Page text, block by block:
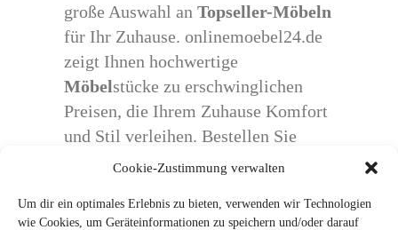
Cookie-Zustimmung verwalten
Um dir ein optimales Erlebnis zu bieten, verwenden wir Technologien
wie Cookies, um Geräteinformationen zu speichern und/oder darauf
große Auswahl an Topseller-Möbeln
für Ihr Zuhause. onlinemoebel24.de
zeigt Ihnen hochwertige
Möbelstücke zu erschwinglichen
Preisen, die Ihrem Zuhause Komfort
und Stil verleihen. Bestellen Sie
noch heute und machen Sie Ihr
sich wohlfühlen!